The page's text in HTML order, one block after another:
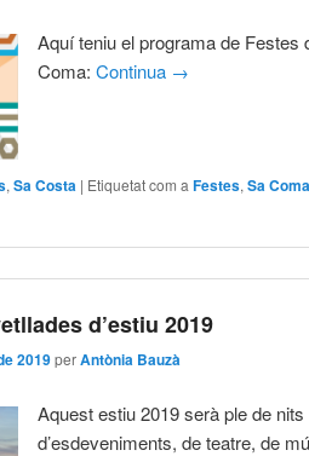
Aquí teniu el programa de Festes
Coma:Continua →
,Sa Costa | Etiquetat com a Festes,Sa
d’estiu 2019
2019 perAntònia Bauzà
Aquest estiu 2019 serà ple de
d’esdeveniments, de teatre, de